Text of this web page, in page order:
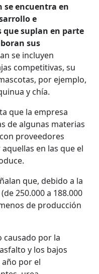
encuentra en
e
que suplan en parte
sus
se incluyen
competitivas, su
por ejemplo,
y chía.
que la empresa
de algunas materias
proveedores
en las que el
que, debido a la
250.000 a 188.000
de producción
causado por la
y los bajos
por el